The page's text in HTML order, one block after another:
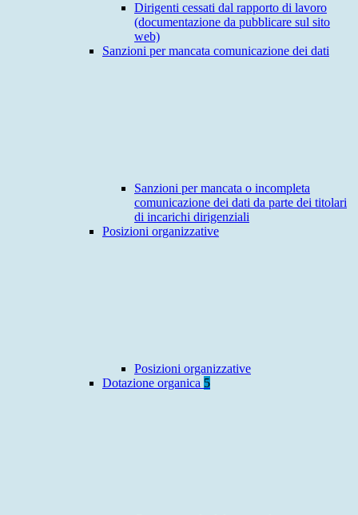
Dirigenti cessati dal rapporto di lavoro
(documentazione da pubblicare sul sito
web)
Sanzioni per mancata comunicazione dei dati
Sanzioni per mancata o incompleta
comunicazione dei dati da parte dei titolari
di incarichi dirigenziali
Posizioni organizzative
Posizioni organizzative
Dotazione organica 5